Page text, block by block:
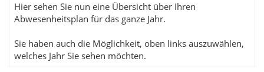
Hier sehen Sie nun eine Übersicht über Ihren
Abwesenheitsplan für das ganze Jahr.
Sie haben auch die Möglichkeit, oben links auszuwählen,
welches Jahr Sie sehen möchten.